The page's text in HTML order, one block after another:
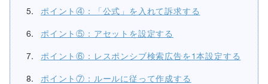
ポイント④：「公式」を入れて訴求する
ポイント⑤：アセットを設定する
ポイント⑥：レスポンシブ検索広告を1本設定する
ポイント⑦：ルールに従って作成する